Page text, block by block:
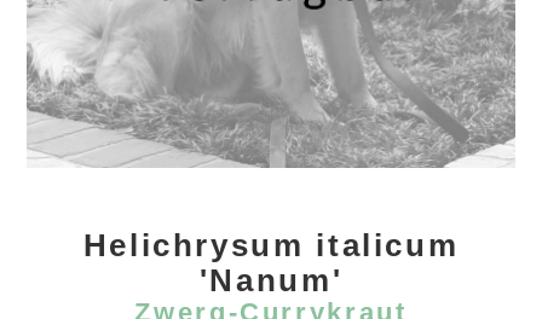
Helichrysum italicum
'Nanum'
Zwerg-Currykraut